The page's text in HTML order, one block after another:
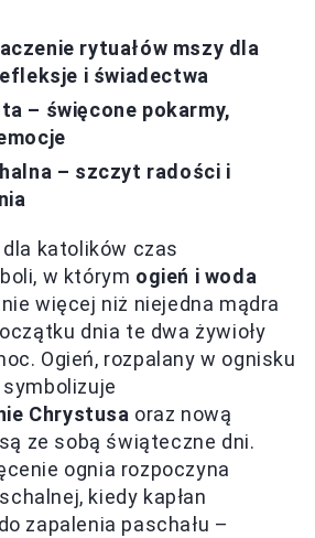
rytuałów mszy dla
i świadectwa
– święcone pokarmy,
– szczyt radości i
katolików czas
w którym ogień i woda
więcej niż niejedna mądra
dnia te dwa żywioły
Ogień, rozpalany w ognisku
symbolizuje
Chrystusa oraz nową
ze sobą świąteczne dni.
ognia rozpoczyna
kiedy kapłan
zapalenia paschału –